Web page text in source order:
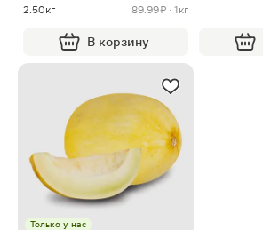
2.50кг
89.99 ₽ · 1кг
В корзину
Только у нас